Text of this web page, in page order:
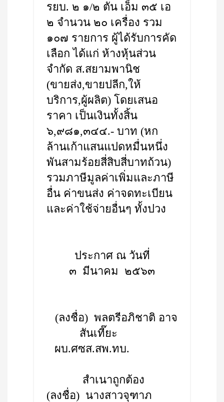
รยบ. ๒ ๑/๒ ตัน เอ็ม ๓๕ เอ
๒ จำนวน ๒๐ เครื่อง รวม
๑๐๗ รายการ ผู้ได้รับการคัด
เลือก ได้แก่ ห้างหุ้นส่วน
จำกัด ส.สยามพานิช
(ขายส่ง,ขายปลีก,ให้
บริการ,ผู้ผลิต) โดยเสนอ
ราคา เป็นเงินทั้งสิ้น
๖,๙๘๑,๓๔๔.- บาท (หก
ล้านเก้าแสนแปดหมื่นหนึ่ง
พันสามร้อยสี่สิบสี่บาทถ้วน)
รวมภาษีมูลค่าเพิ่มและภาษี
อื่น ค่าขนส่ง ค่าจดทะเบียน
และค่าใช้จ่ายอื่นๆ ทั้งปวง
ประกาศ ณ วันที่
๓ มีนาคม ๒๕๖๓
(ลงชื่อ) พลตรีอภิชาติ อาจ
สันเที๊ยะ
ผบ.ศซส.สพ.ทบ.
สำเนาถูกต้อง
(ลงชื่อ) นางสาวจุฑาภ